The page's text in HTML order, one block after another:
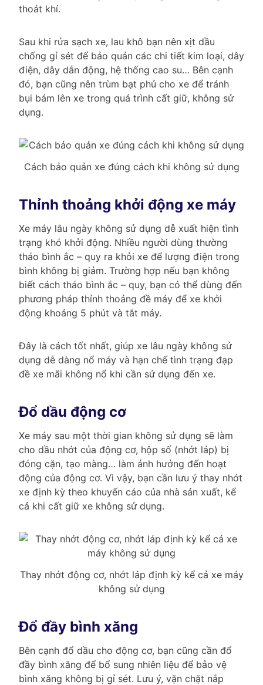
thoát khí.
Sau khi rửa sạch xe, lau khô bạn nên xịt dầu
chống gỉ sét để bảo quản các chi tiết kim loại, dây
điện, dây dẫn động, hệ thống cao su… Bên cạnh
đó, bạn cũng nên trùm bạt phủ cho xe để tránh
bụi bám lên xe trong quá trình cất giữ, không sử
dụng.
Cách bảo quản xe đúng cách khi không sử dụng
Thỉnh thoảng khởi động xe máy
Xe máy lâu ngày không sử dụng dễ xuất hiện tình
trạng khó khởi động. Nhiều người dùng thường
tháo bình ắc – quy ra khỏi xe để lượng điện trong
bình không bị giảm. Trường hợp nếu bạn không
biết cách tháo bình ắc – quy, bạn có thể dùng đến
phương pháp thỉnh thoảng đề máy để xe khởi
động khoảng 5 phút và tắt máy.
Đây là cách tốt nhất, giúp xe lâu ngày không sử
dụng dễ dàng nổ máy và hạn chế tình trạng đạp
đề xe mãi không nổ khi cần sử dụng đến xe.
Đổ dầu động cơ
Xe máy sau một thời gian không sử dụng sẽ làm
cho dầu nhớt của động cơ, hộp số (nhớt láp) bị
đóng cặn, tạo màng… làm ảnh hưởng đến hoạt
động của động cơ. Vì vậy, bạn cần lưu ý thay nhớt
xe định kỳ theo khuyến cáo của nhà sản xuất, kể
cả khi cất giữ xe không sử dụng.
Thay nhớt động cơ, nhớt láp định kỳ kể cả xe máy
không sử dụng
Đổ đầy bình xăng
Bên cạnh đổ dầu cho động cơ, bạn cũng cần đổ
đầy bình xăng để bổ sung nhiên liệu để bảo vệ
bình xăng không bị gỉ sét. Lưu ý, vặn chặt nắp